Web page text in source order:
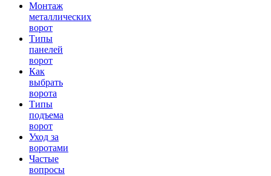
Монтаж
металлических
ворот
Типы
панелей
ворот
Как
выбрать
ворота
Типы
подъема
ворот
Уход за
воротами
Частые
вопросы